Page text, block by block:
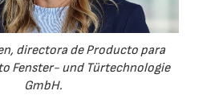
directora de Producto para
Fenster- und Türtechnologie
GmbH.